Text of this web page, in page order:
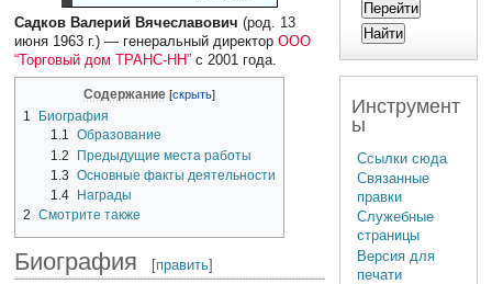
Садков Валерий Вячеславович (род. 13
июня 1963 г.) — генеральный директорООО
“Торговый дом ТРАНС-НН” с 2001 года.
Содержание
1
Биография
1.1 Образование
1.2
Предыдущие места работы
1.3 Основные факты деятельности
1.4
Награды
2
Смотрите также
Биография [править]
Инструмент
ы
Ссылки сюда
Связанные
правки
Служебные
страницы
Версия для
печати